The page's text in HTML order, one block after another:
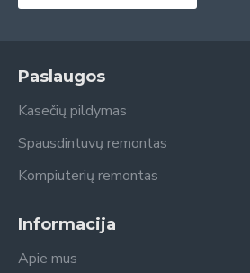
Paslaugos
Kasečių pildymas
Spausdintuvų remontas
Kompiuterių remontas
Informacija
Apie mus